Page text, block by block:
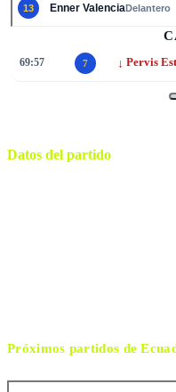
13 Enner ValenciaDelantero
69:57 7 ↓ Pervis
Datos del partido
Próximos partidos de